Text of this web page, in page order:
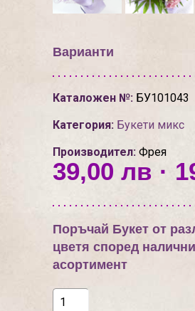
Варианти
Каталожен №: БУ101043
Категория: Букети микс
Производител: Фрея
39,00 лв ·
Поръчай Букет от
цветя според
асортимент